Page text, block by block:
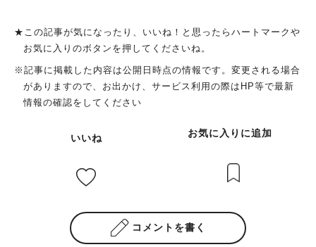
★この記事が気になったり、いいね！と思ったらハートマークや
お気に入りのボタンを押してくださいね。
※記事に掲載した内容は公開日時点の情報です。変更される場合
がありますので、お出かけ、サービス利用の際はHP等で最新
情報の確認をしてください
いいね お気に入りに追加
コメントを書く